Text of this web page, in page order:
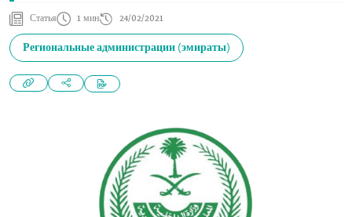
Статья 1 мин 24/02/2021
Региональные администрации (эмираты)